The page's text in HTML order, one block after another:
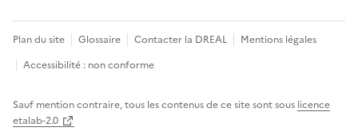
Plan du site Glossaire Contacter la DREAL
Mentions légales
Accessibilité : non conforme
Sauf mention contraire, tous les contenus de ce site sont sous licence
etalab-2.0